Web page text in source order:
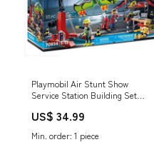
Playmobil Air Stunt Show
Service Station Building Set
US$ 34.99
Min. order: 1 piece